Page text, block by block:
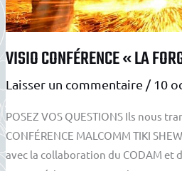
VISIO CONFÉRENCE « LA
Laisser un commentaire /10
POSEZ VOS QUESTIONS Ils nous
CONFÉRENCE MALCOMM TIKI
avec la collaboration du CODAM et